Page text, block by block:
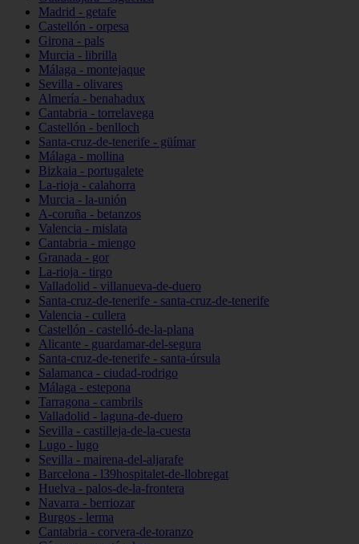
Madrid - getafe
Castellón - orpesa
Girona - pals
Murcia - librilla
Málaga - montejaque
Sevilla - olivares
Almería - benahadux
Cantabria - torrelavega
Castellón - benlloch
Santa-cruz-de-tenerife - güímar
Málaga - mollina
Bizkaia - portugalete
La-rioja - calahorra
Murcia - la-unión
A-coruña - betanzos
Valencia - mislata
Cantabria - miengo
Granada - gor
La-rioja - tirgo
Valladolid - villanueva-de-duero
Santa-cruz-de-tenerife - santa-cruz-de-tenerife
Valencia - cullera
Castellón - castelló-de-la-plana
Alicante - guardamar-del-segura
Santa-cruz-de-tenerife - santa-úrsula
Salamanca - ciudad-rodrigo
Málaga - estepona
Tarragona - cambrils
Valladolid - laguna-de-duero
Sevilla - castilleja-de-la-cuesta
Lugo - lugo
Sevilla - mairena-del-aljarafe
Barcelona - l39hospitalet-de-llobregat
Huelva - palos-de-la-frontera
Navarra - berriozar
Burgos - lerma
Cantabria - corvera-de-toranzo